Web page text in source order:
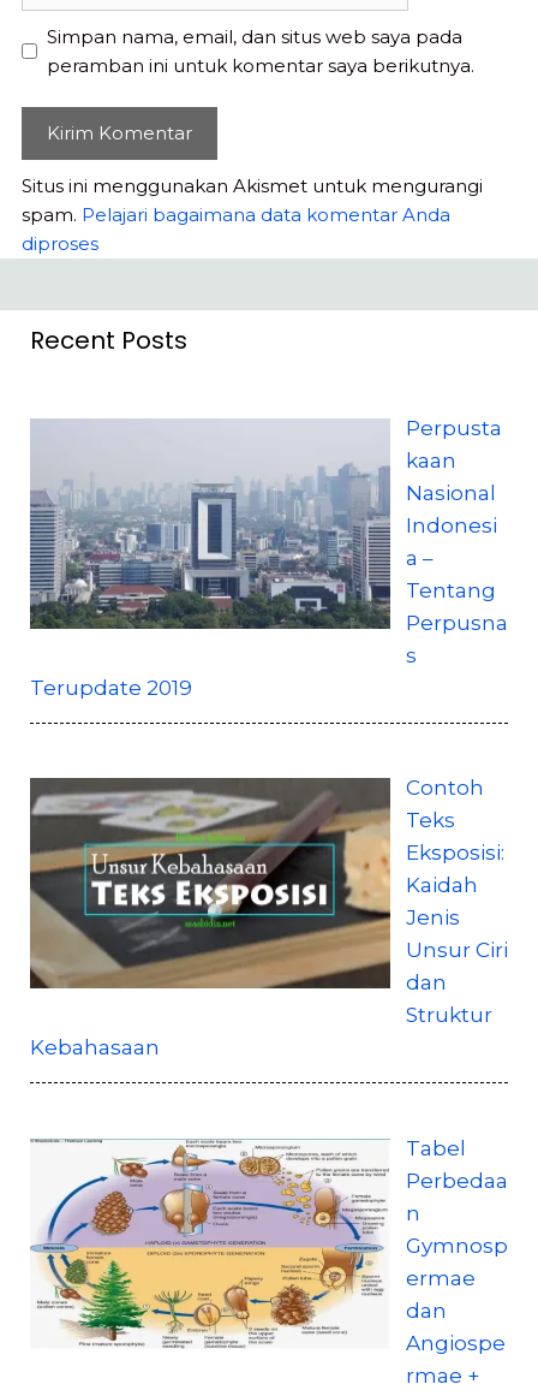
Simpan nama, email, dan situs web saya pada
peramban ini untuk komentar saya berikutnya.
Situs ini menggunakan Akismet untuk mengurangi
spam. Pelajari bagaimana data komentar Anda
diproses
Recent Posts
Perpusta
kaan
Nasional
Indonesi
a –
Tentang
Perpusna
s
Terupdate 2019
Contoh
Teks
Eksposisi:
Kaidah
Jenis
Unsur Ciri
dan
Struktur
Kebahasaan
Tabel
Perbedaa
n
Gymnosp
ermae
dan
Angiospe
rmae +